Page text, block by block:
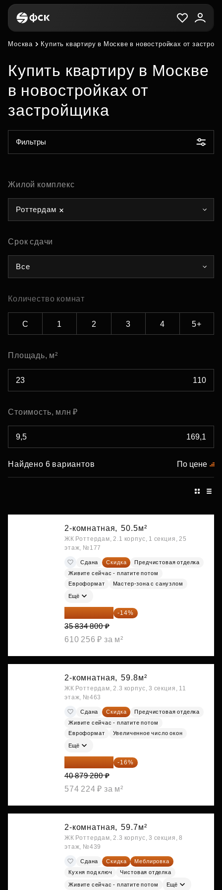
Москва Купить квартиру в Москве в новостройках от
Купить квартиру в Москве
в новостройках от
застройщика
Фильтры
Жилой комплекс
Роттердам
Срок сдачи
Все
Количество комнат
С 1 2 3 4 5+
Площадь, м²
Стоимость, млн ₽
Найдено 6 вариантов По цене
2-комнатная, 50.5м²
ЖК Роттердам, 2.1 корпус, 1 секция, 25
этаж, №177
Сдана Скидка
Предчистовая отделка
Живите сейчас - платите потом
Евроформат
Мастер-зона с санузлом
Ещё
30 817 928 ₽ -14%
35 834 800 ₽
610 256 ₽ за м²
2-комнатная, 59.8м²
ЖК Роттердам, 2.3 корпус, 3 секция, 11
этаж, №463
Сдана Скидка
Предчистовая отделка
Живите сейчас - платите потом
Евроформат
Увеличенное число окон
Ещё
34 338 595 ₽ -16%
40 879 280 ₽
574 224 ₽ за м²
2-комнатная, 59.7м²
ЖК Роттердам, 2.3 корпус, 3 секция, 8
этаж, №439
Сдана Скидка
Меблировка
Кухня под ключ
Чистовая отделка
Живите сейчас - платите потом Ещё